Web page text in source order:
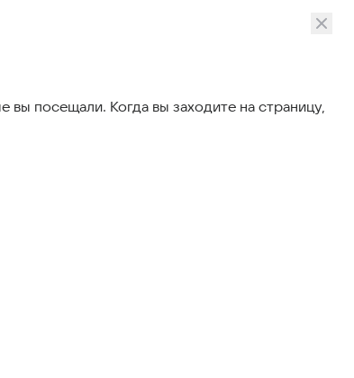
посещали. Когда вы заходите на страницу,